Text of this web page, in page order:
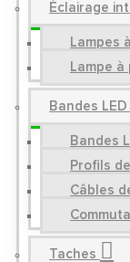
Éclairage
Lampes
Lampe à
Bandes
Bandes
Profils
Câbles
Taches